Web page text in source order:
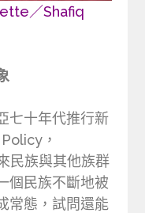
／Shafiq
七十年代推行新
，
民族與其他族群
個民族不斷地被
常態，試問還能